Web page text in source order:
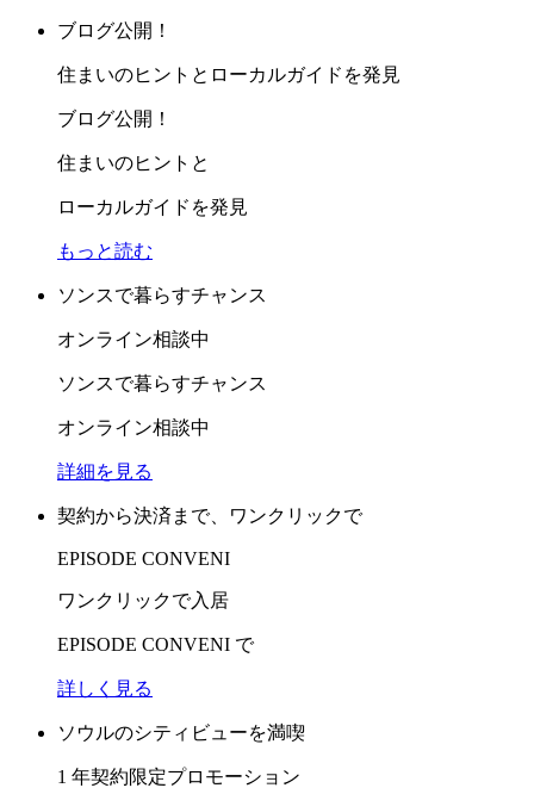
ブログ公開！
住まいのヒントとローカルガイドを発見
ブログ公開！
住まいのヒントと
ローカルガイドを発見
もっと読む
ソンスで暮らすチャンス
オンライン相談中
ソンスで暮らすチャンス
オンライン相談中
詳細を見る
契約から決済まで、ワンクリックで
EPISODE CONVENI
ワンクリックで入居
EPISODE CONVENI で
詳しく見る
ソウルのシティビューを満喫
1 年契約限定プロモーション